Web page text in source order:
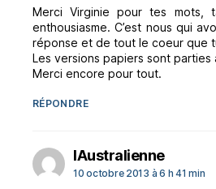
Merci Virginie pour tes mots,
enthousiasme. C’est nous qui
réponse et de tout le coeur que
Les versions papiers sont parties
Merci encore pour tout.
RÉPONDRE
lAustraliennedit :
10 octobre 2013 à 6 h 41 min